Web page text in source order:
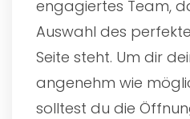
engagiertes Team,
Auswahl des
Seite steht. Um dir
angenehm wie
solltest du die